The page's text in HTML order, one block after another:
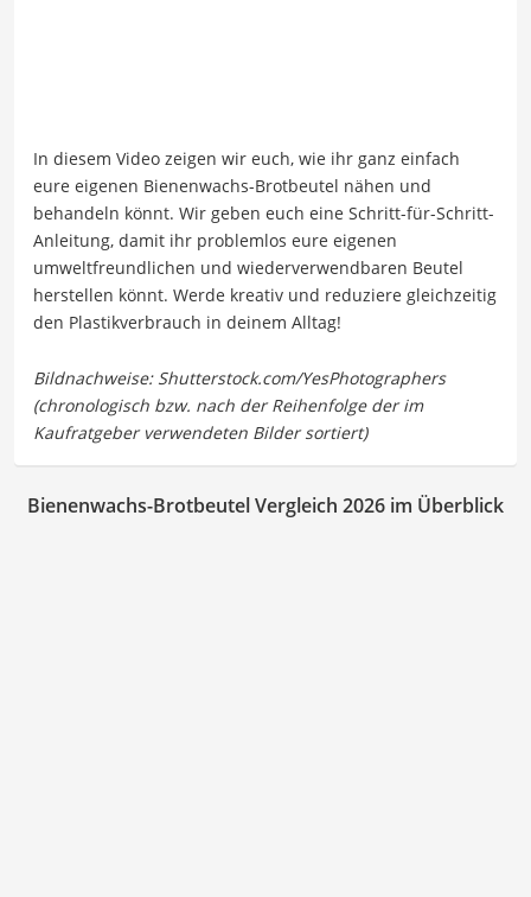
In diesem Video zeigen wir euch, wie ihr ganz einfach
eure eigenen Bienenwachs-Brotbeutel nähen und
behandeln könnt. Wir geben euch eine Schritt-für-Schritt-
Anleitung, damit ihr problemlos eure eigenen
umweltfreundlichen und wiederverwendbaren Beutel
herstellen könnt. Werde kreativ und reduziere gleichzeitig
den Plastikverbrauch in deinem Alltag!
Bienenwachs-Brotbeutel Vergleich 2026 im Überblick